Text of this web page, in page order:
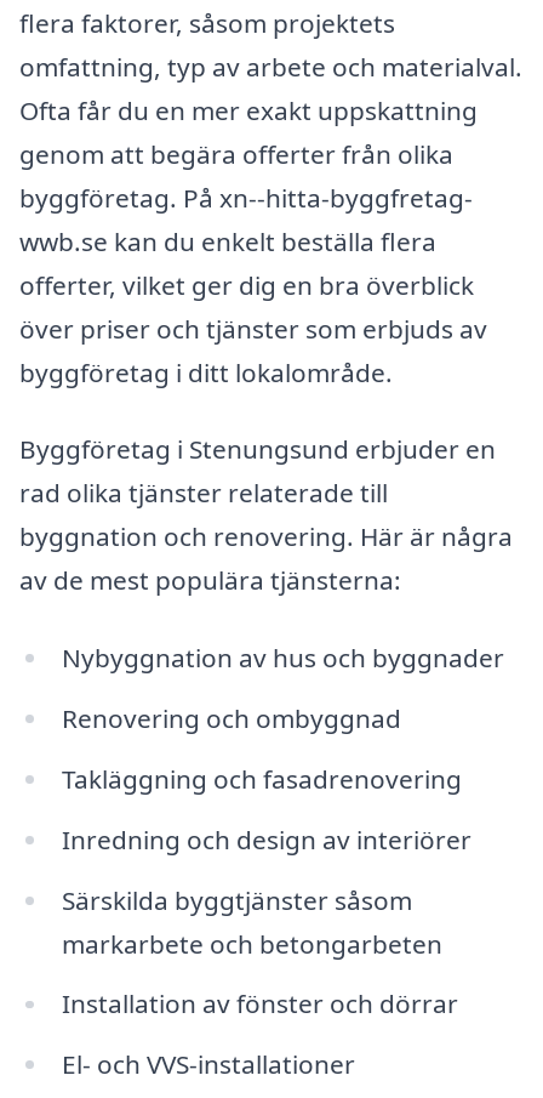
flera faktorer, såsom projektets
omfattning, typ av arbete och materialval.
Ofta får du en mer exakt uppskattning
genom att begära offerter från olika
byggföretag. På xn--hitta-byggfretag-
wwb.se kan du enkelt beställa flera
offerter, vilket ger dig en bra överblick
över priser och tjänster som erbjuds av
byggföretag i ditt lokalområde.
Byggföretag i Stenungsund erbjuder en
rad olika tjänster relaterade till
byggnation och renovering. Här är några
av de mest populära tjänsterna:
Nybyggnation av hus och byggnader
Renovering och ombyggnad
Takläggning och fasadrenovering
Inredning och design av interiörer
Särskilda byggtjänster såsom
markarbete och betongarbeten
Installation av fönster och dörrar
El- och VVS-installationer